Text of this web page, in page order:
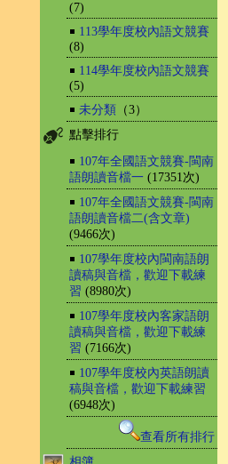
(7)
￭ 113學年度校內語文競賽
(8)
￭ 114學年度校內語文競賽
(5)
￭ 未分類 （3）
點擊排行
￭ 107年全國語文競賽-閩南
語朗讀音檔一 (17351次)
￭ 107年全國語文競賽-閩南
語朗讀音檔二(含文章)
(9466次)
￭ 107學年度校內閩南語朗
讀稿與音檔，歡迎下載練
習 (8980次)
￭ 107學年度校內客家語朗
讀稿與音檔，歡迎下載練
習 (7166次)
￭ 107學年度校內英語朗讀
稿與音檔，歡迎下載練習
(6948次)
查看所有排行